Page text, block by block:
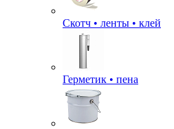
Скотч • ленты • клей
Герметик • пена